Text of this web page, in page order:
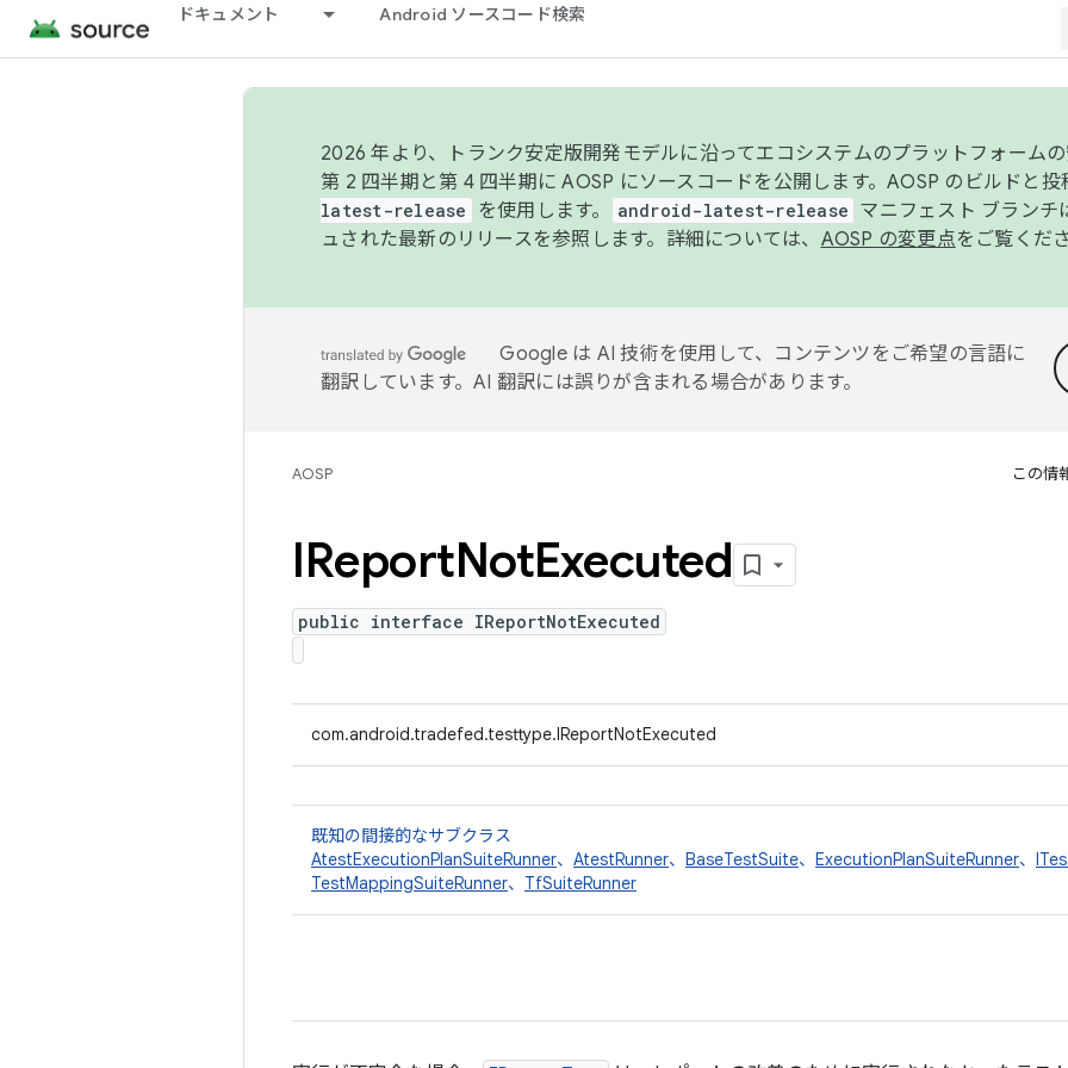
ドキュメント Android ソースコード検索
2026 年より、トランク安定版開発モデルに沿ってエコシステムのプラットフォームの
第 2 四半期と第 4 四半期に AOSP にソースコードを公開します。AOSP のビルドと投
latest-release
を使用します。 android-latest-release マニフェスト ブランチ
ュされた最新のリリースを参照します。詳細については、 AOSP の変更点をご覧くだ
Google は AI 技術を使用して、コンテンツをご希望の言語に
翻訳しています。AI 翻訳には誤りが含まれる場合があります。
AOSP この情
IReportNotExecuted
public interface IReportNotExecuted
com.android.tradefed.testtype.IReportNotExecuted
既知の間接的なサブクラス
AtestExecutionPlanSuiteRunner、 AtestRunner、 BaseTestSuite、 ExecutionPlanSuiteRunner、
TestMappingSuiteRunner、 TfSuiteRunner